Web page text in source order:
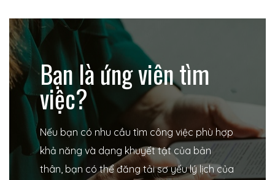
Bạn là ứng viên tìm
việc?
Nếu bạn có nhu cầu tìm công việc phù hợp
khả năng và dạng khuyết tật của bản
thân, bạn có thể đăng tải sơ yếu lý lịch của